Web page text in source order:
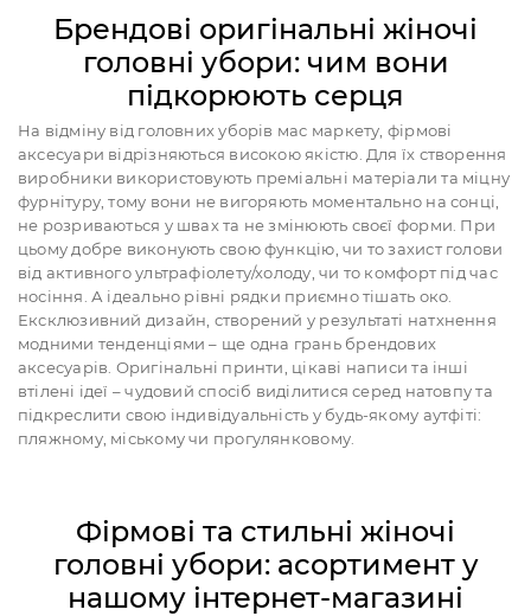
Брендові оригінальні жіночі
головні убори: чим вони
підкорюють серця
На відміну від головних уборів мас маркету, фірмові
аксесуари відрізняються високою якістю. Для їх створення
виробники використовують преміальні матеріали та міцну
фурнітуру, тому вони не вигоряють моментально на сонці,
не розриваються у швах та не змінюють своєї форми. При
цьому добре виконують свою функцію, чи то захист голови
від активного ультрафіолету/холоду, чи то комфорт під час
носіння. А ідеально рівні рядки приємно тішать око.
Ексклюзивний дизайн, створений у результаті натхнення
модними тенденціями – ще одна грань брендових
аксесуарів. Оригінальні принти, цікаві написи та інші
втілені ідеї – чудовий спосіб виділитися серед натовпу та
підкреслити свою індивідуальність у будь-якому аутфіті:
пляжному, міському чи прогулянковому.
Фірмові та стильні жіночі
головні убори: асортимент у
нашому інтернет-магазині